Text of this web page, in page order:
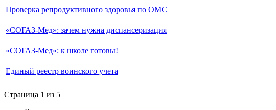
Проверка репродуктивного здоровья по ОМС
«СОГАЗ-Мед»: зачем нужна диспансеризация
«СОГАЗ-Мед»: к школе готовы!
Единый реестр воинского учета
Страница 1 из 5